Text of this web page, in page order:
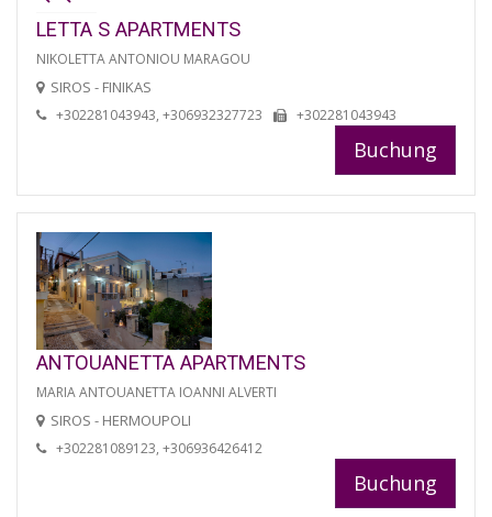
LETTA S APARTMENTS
NIKOLETTA ANTONIOU MARAGOU
SIROS - FINIKAS
+302281043943, +306932327723 +302281043943
Buchung
ANTOUANETTA APARTMENTS
MARIA ANTOUANETTA IOANNI ALVERTI
SIROS - HERMOUPOLI
+302281089123, +306936426412
Buchung